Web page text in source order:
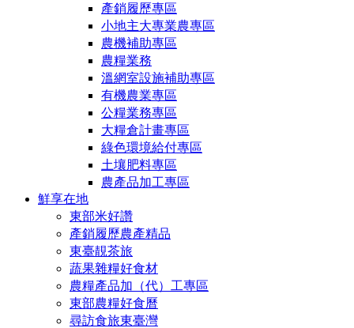
產銷履歷專區
小地主大專業農專區
農機補助專區
農糧業務
溫網室設施補助專區
有機農業專區
公糧業務專區
大糧倉計畫專區
綠色環境給付專區
土壤肥料專區
農產品加工專區
鮮享在地
東部米好讚
產銷履歷農產精品
東臺靚茶旅
蔬果雜糧好食材
農糧產品加（代）工專區
東部農糧好食曆
尋訪食旅東臺灣